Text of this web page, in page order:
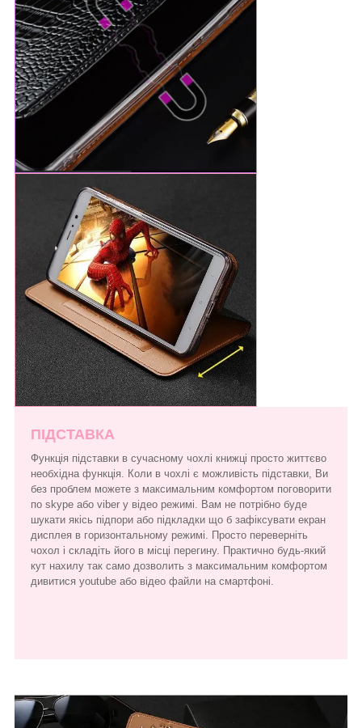
ПІДСТАВКА
Функція підставки в сучасному чохлі книжці просто життєво
необхідна функція. Коли в чохлі є можливість підставки, Ви
без проблем можете з максимальним комфортом поговорити
по skype або viber у відео режимі. Вам не потрібно буде
шукати якісь підпори або підкладки що б зафіксувати екран
дисплея в горизонтальному режимі. Просто переверніть
чохол і складіть його в місці перегину. Практично будь-який
кут нахилу так само дозволить з максимальним комфортом
дивитися youtube або відео файли на смартфоні.